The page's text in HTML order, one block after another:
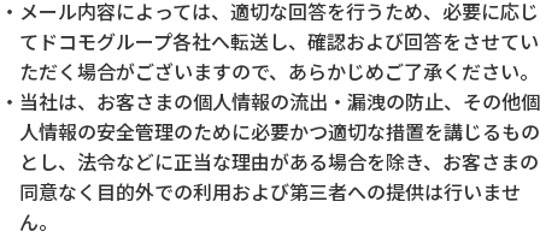
メール内容によっては、適切な回答を行うため、必要に応じ
てドコモグループ各社へ転送し、確認および回答をさせてい
ただく場合がございますので、あらかじめご了承ください。
当社は、お客さまの個人情報の流出・漏洩の防止、その他個
人情報の安全管理のために必要かつ適切な措置を講じるもの
とし、法令などに正当な理由がある場合を除き、お客さまの
同意なく目的外での利用および第三者への提供は行いませ
ん。